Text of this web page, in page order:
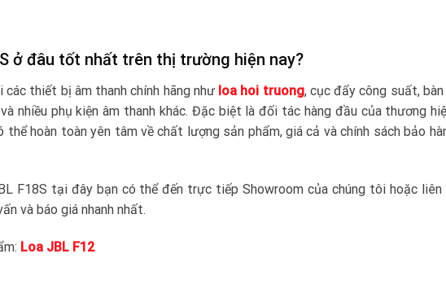
ở đâu tốt nhất trên thị trường hiện nay?
các thiết bị âm thanh chính hãng như loa hoi truong, cục đẩy công suất, bàn
nhiều phụ kiện âm thanh khác. Đặc biệt là đối tác hàng đầu của thương
hoàn toàn yên tâm về chất lượng sản phẩm, giá cả và chính sách bảo
F18S tại đây bạn có thể đến trực tiếp Showroom của chúng tôi hoặc liên
và báo giá nhanh nhất.
Loa JBL F12